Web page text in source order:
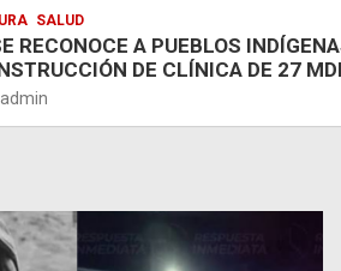
SALUD
RECONOCE A PUEBLOS
DE CLÍNICA DE 27
admin